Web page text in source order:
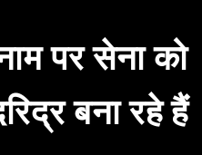
पर सेना को
बना रहे हैं